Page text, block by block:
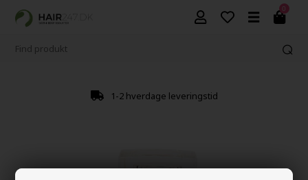
0
1-2 hverdage leveringstid